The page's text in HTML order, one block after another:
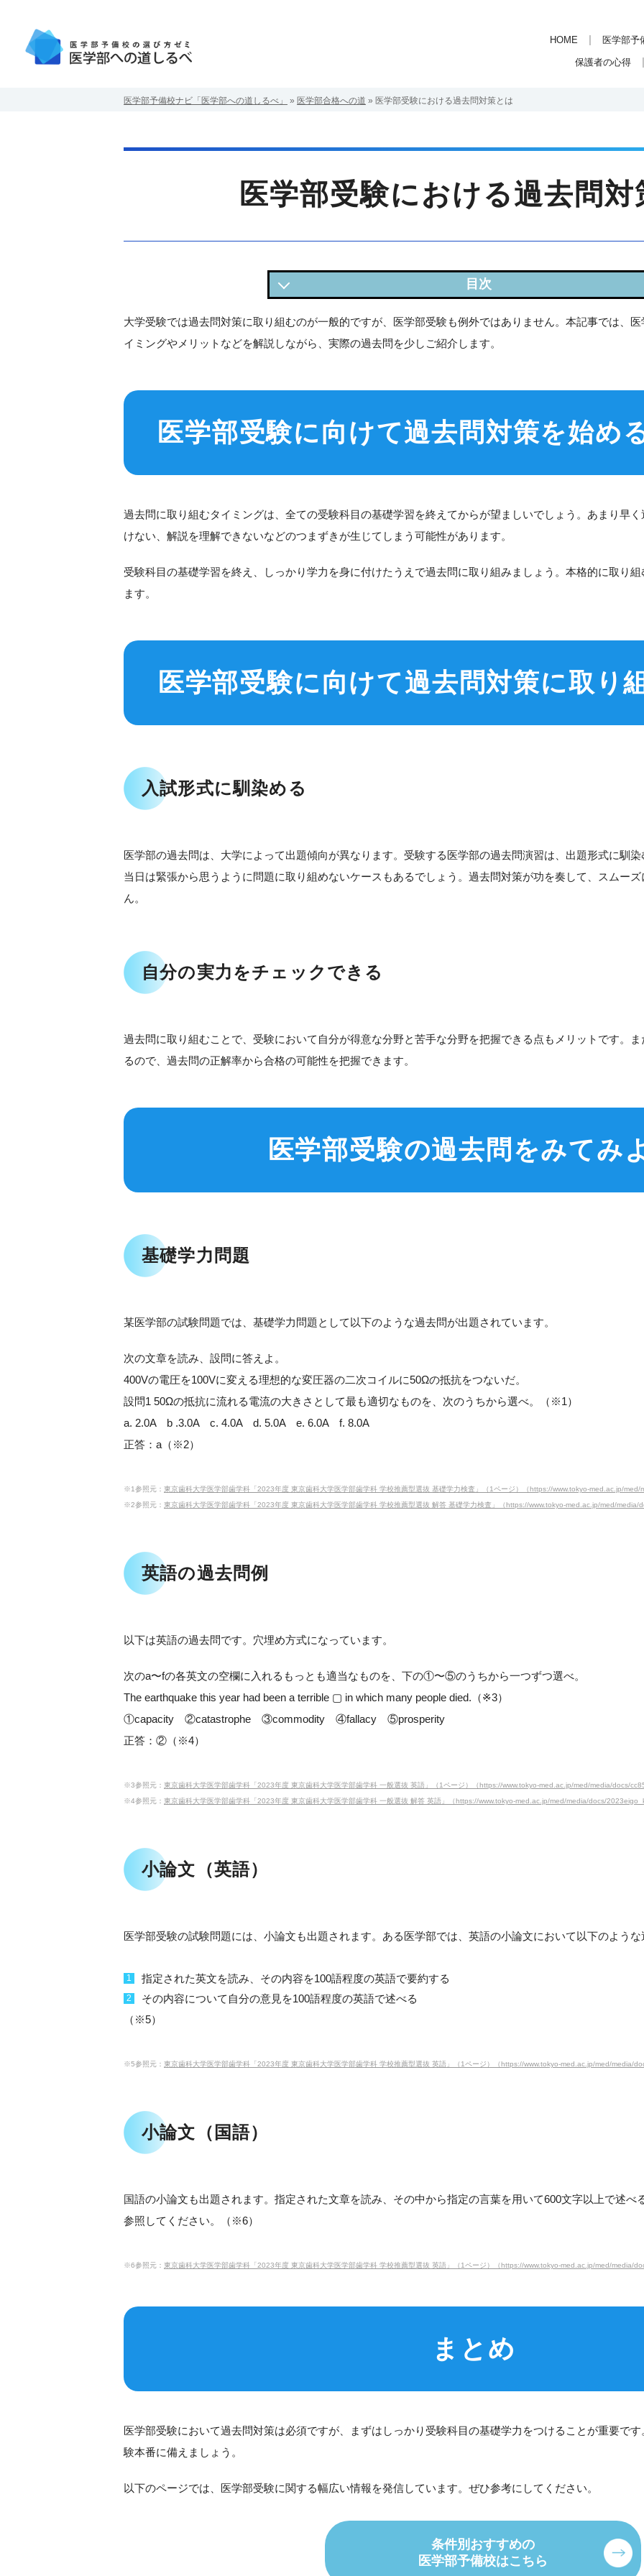
HOME 医学部予
保護者の心得
医学部予備校ナビ「医学部への道しるべ」 » 医学部合格への道 » 医学部受験における過去問対策とは
医学部受験における過去問対
医学部受験に向けて過去問対策を始めるタイミング
医学部受験に向けて過去問対策に取り組むメリット
基礎学力問題
英語の過去問例
小論文（国語）
大学受験では過去問対策に取り組むのが一般的ですが、医学部受験も例外ではありません。本記事では、
イミングやメリットなどを解説しながら、実際の過去問を少しご紹介します。
医学部受験に向けて過去問対策を始め
過去問に取り組むタイミングは、全ての受験科目の基礎学習を終えてからが望ましいでしょう。あまり早
けない、解説を理解できないなどのつまずきが生じてしまう可能性があります。
受験科目の基礎学習を終え、しっかり学力を身に付けたうえで過去問に取り組みましょう。本格的に取り
ます。
医学部受験に向けて過去問対策に取り
入試形式に馴染める
医学部の過去問は、大学によって出題傾向が異なります。受験する医学部の過去問演習は、出題形式に馴
当日は緊張から思うように問題に取り組めないケースもあるでしょう。過去問対策が功を奏して、スムー
ん。
自分の実力をチェックできる
過去問に取り組むことで、受験において自分が得意な分野と苦手な分野を把握できる点もメリットです。
るので、過去問の正解率から合格の可能性を把握できます。
医学部受験の過去問をみてみ
基礎学力問題
某医学部の試験問題では、基礎学力問題として以下のような過去問が出題されています。
次の文章を読み、設問に答えよ。
400Vの電圧を100Vに変える理想的な変圧器の二次コイルに50Ωの抵抗をつないだ。
設問1 50Ωの抵抗に流れる電流の大きさとして最も適切なものを、次のうちから選べ。（※1）
a. 2.0A b .3.0A c. 4.0A d. 5.0A e. 6.0A f. 8.0A
正答：a（※2）
※1参照元： 東京歯科大学医学部歯学科「2023年度 東京歯科大学医学部歯学科 学校推薦型選抜 基礎学力検査」（1ページ）（https://www.tokyo-med.ac.jp/
※2参照元： 東京歯科大学医学部歯学科「2023年度 東京歯科大学医学部歯学科 学校推薦型選抜 解答 基礎学力検査」（https://www.tokyo-med.ac.jp/med/
英語の過去問例
以下は英語の過去問です。穴埋め方式になっています。
次のa〜fの各英文の空欄に入れるもっとも適当なものを、下の①〜⑤のうちから一つずつ選べ。
The earthquake this year had been a terrible ▢ in which many people died.（※3）
①capacity ②catastrophe ③commodity ④fallacy ⑤prosperity
正答：②（※4）
※3参照元： 東京歯科大学医学部歯学科「2023年度 東京歯科大学医学部歯学科 一般選抜 英語」（1ページ）（https://www.tokyo-med.ac.jp/med/media/docs/
※4参照元： 東京歯科大学医学部歯学科「2023年度 東京歯科大学医学部歯学科 一般選抜 解答 英語」（https://www.tokyo-med.ac.jp/med/media/docs/
小論文（英語）
医学部受験の試験問題には、小論文も出題されます。ある医学部では、英語の小論文において以下のような
指定された英文を読み、その内容を100語程度の英語で要約する
その内容について自分の意見を100語程度の英語で述べる
（※5）
※5参照元： 東京歯科大学医学部歯学科「2023年度 東京歯科大学医学部歯学科 学校推薦型選抜 英語」（1ページ）（https://www.tokyo-med.ac.jp/med/media/
小論文（国語）
国語の小論文も出題されます。指定された文章を読み、その中から指定の言葉を用いて600文字以上で述べ
参照してください。（※6）
※6参照元： 東京歯科大学医学部歯学科「2023年度 東京歯科大学医学部歯学科 学校推薦型選抜 英語」（1ページ）（https://www.tokyo-med.ac.jp/med/
まとめ
医学部受験において過去問対策は必須ですが、まずはしっかり受験科目の基礎学力をつけることが重要で
験本番に備えましょう。
以下のページでは、医学部受験に関する幅広い情報を発信しています。ぜひ参考にしてください。
条件別おすすめの
医学部予備校はこちら